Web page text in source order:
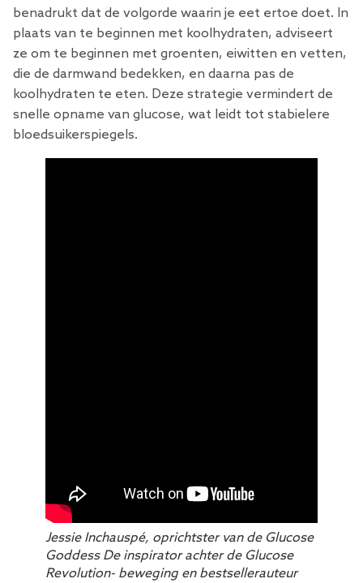
benadrukt dat de volgorde waarin je eet ertoe doet. In
plaats van te beginnen met koolhydraten, adviseert
ze om te beginnen met groenten, eiwitten en vetten,
die de darmwand bedekken, en daarna pas de
koolhydraten te eten. Deze strategie vermindert de
snelle opname van glucose, wat leidt tot stabielere
bloedsuikerspiegels.
Jessie Inchauspé, oprichtster van de Glucose
Goddess De inspirator achterde Glucose
Revolution- beweging en bestsellerauteur